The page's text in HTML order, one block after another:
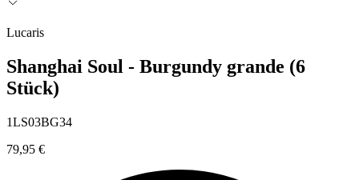
Lucaris
Shanghai Soul - Burgundy grande (6
Stück)
1LS03BG34
79,95 €